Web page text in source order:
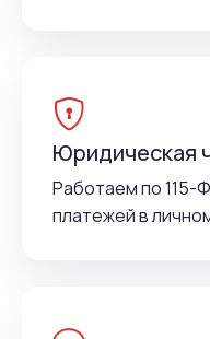
Юридическая
Работаем по 115-
платежей в